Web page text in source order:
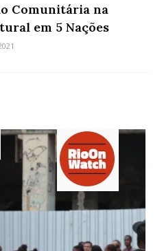
Comunitária na
em 5 Nações